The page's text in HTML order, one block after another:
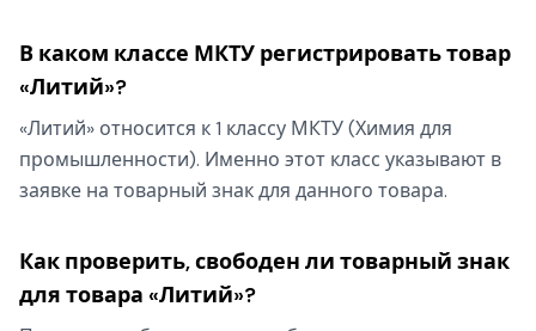
В каком классе МКТУ регистрировать товар
«Литий»?
«Литий» относится к 1 классу МКТУ (Химия для
промышленности). Именно этот класс указывают в
заявке на товарный знак для данного товара.
Как проверить, свободен ли товарный знак
для товара «Литий»?